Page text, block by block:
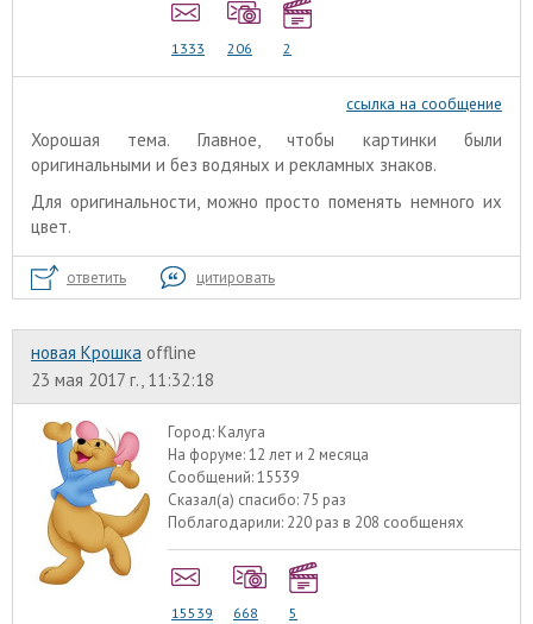
1333 206 2
ссылка на сообщение
Хорошая тема. Главное, чтобы картинки были
оригинальными и без водяных и рекламных знаков.
Для оригинальности, можно просто поменять немного их
цвет.
ответить цитировать
новая Крошка offline
23 мая 2017 г., 11:32:18
Город: Калуга
На форуме:12 лет и 2 месяца
Сообщений:15539
Сказал(а) спасибо: 75 раз
Поблагодарили: 220 раз в 208 сообщенях
15539 668 5